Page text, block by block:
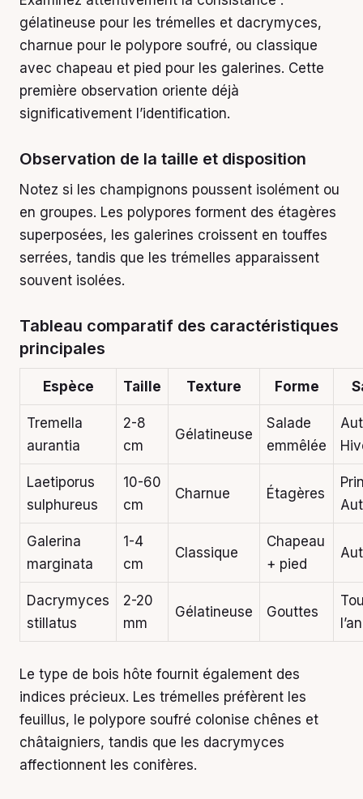
gélatineuse pour les trémelles et dacrymyces,
charnue pour le polypore soufré, ou classique
avec chapeau et pied pour les galerines. Cette
première observation oriente déjà
significativement l’identification.
Observation de la taille et disposition
Notez si les champignons poussent isolément ou
en groupes. Les polypores forment des étagères
superposées, les galerines croissent en touffes
serrées, tandis que les trémelles apparaissent
souvent isolées.
Tableau comparatif des caractéristiques
principales
Espèce Taille Texture Forme
Tremella
aurantia
2-8
cm
Gélatineuse
Salade
emmêlée
Laetiporus
sulphureus
10-60
cm
Charnue Étagères
Galerina
marginata
1-4
cm
Classique
Chapeau
+ pied
Dacrymyces
stillatus
2-20
mm
Gélatineuse Gouttes
Le type de bois hôte fournit également des
indices précieux. Les trémelles préfèrent les
feuillus, le polypore soufré colonise chênes et
châtaigniers, tandis que les dacrymyces
affectionnent les conifères.